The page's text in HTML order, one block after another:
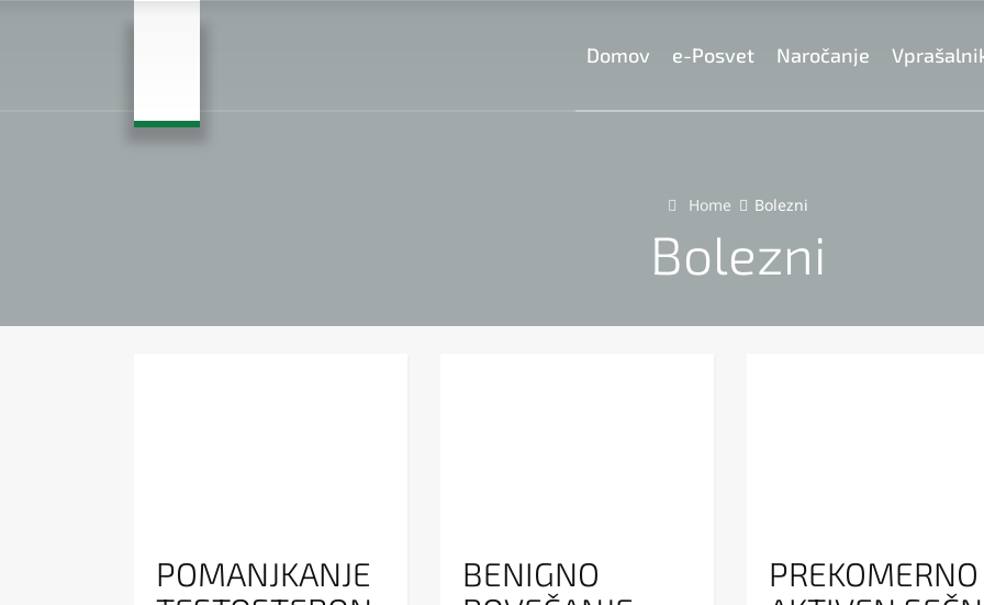
Domov e-Posvet Naročanje
Home Bolezni
Bolezni
POMANJKANJE
BENIGNO
PREKOMERNO